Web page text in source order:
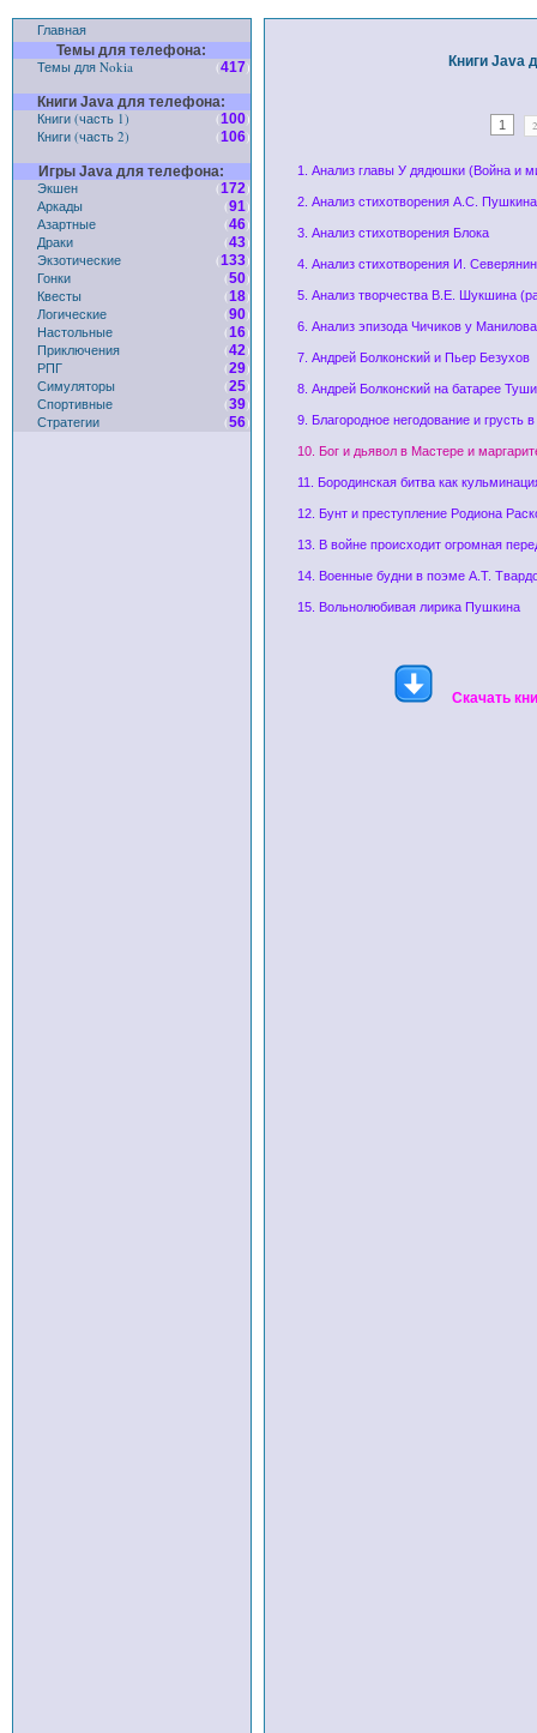
Главная
Темы для телефона:
Темы для Nokia (417)
Книги Java для телефона:
Книги (часть 1) (100)
Книги (часть 2)
(106)
Игры Java для телефона:
Экшен (172)
Аркады
(91)
Азартные
(46)
Драки
(43)
Экзотические
(133)
Гонки
(50)
Квесты
(18)
Логические
(90)
Настольные
(16)
Приключения
(42)
РПГ
(29)
Симуляторы
(25)
Спортивные
(39)
Стратегии
(56)
Книги Java
1 2
1. Анализ главы У дядюшки (Война и
2. Анализ стихотворения А.С.
3. Анализ стихотворения Блока
4. Анализ стихотворения И.
5. Анализ творчества В.Е. Шукшина
6. Анализ эпизода Чичиков у
7. Андрей Болконский и Пьер Безухов
8. Андрей Болконский на батарее
9. Благородное негодование и грусть
10. Бог и дьявол в Мастере и
11. Бородинская битва как
12. Бунт и преступление Родиона
13. В войне происходит огромная
14. Военные будни в поэме А.Т.
15. Вольнолюбивая лирика Пушкина
Скачать